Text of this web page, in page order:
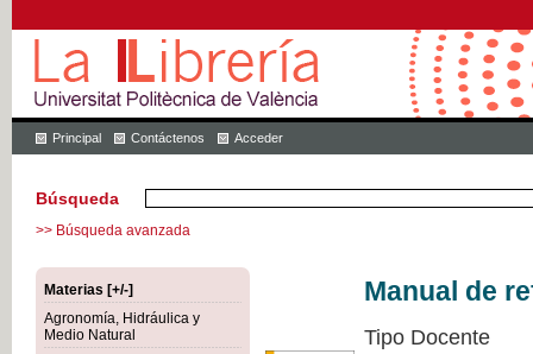
Principal Contáctenos Acceder
Búsqueda
>> Búsqueda avanzada
Materias [+/-]
Agronomía, Hidráulica y
Medio Natural
Manual de
Tipo Docente